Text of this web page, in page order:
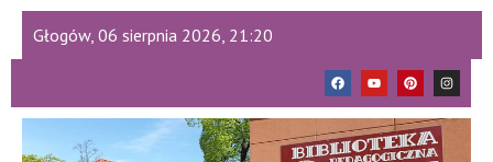
Głogów, 06 sierpnia 2026, 21:20